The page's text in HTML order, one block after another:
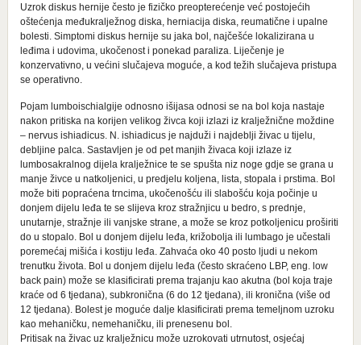
Uzrok diskus hernije često je fizičko preopterećenje već postojećih
oštećenja međukralježnog diska, herniacija diska, reumatične i upalne
bolesti. Simptomi diskus hernije su jaka bol, najčešće lokalizirana u
leđima i udovima, ukočenost i ponekad paraliza. Liječenje je
konzervativno, u većini slučajeva moguće, a kod težih slučajeva pristupa
se operativno.
Pojam lumboischialgije odnosno išijasa odnosi se na bol koja nastaje
nakon pritiska na korijen velikog živca koji izlazi iz kralježnične moždine
– nervus ishiadicus. N. ishiadicus je najduži i najdeblji živac u tijelu,
debljine palca. Sastavljen je od pet manjih živaca koji izlaze iz
lumbosakralnog dijela kralježnice te se spušta niz noge gdje se grana u
manje živce u natkoljenici, u predjelu koljena, lista, stopala i prstima. Bol
može biti popraćena trncima, ukočenošću ili slabošću koja počinje u
donjem dijelu leđa te se slijeva kroz stražnjicu u bedro, s prednje,
unutarnje, stražnje ili vanjske strane, a može se kroz potkoljenicu proširiti
do u stopalo. Bol u donjem dijelu leđa, križobolja ili lumbago je učestali
poremećaj mišića i kostiju leđa. Zahvaća oko 40 posto ljudi u nekom
trenutku života. Bol u donjem dijelu leđa (često skraćeno LBP, eng. low
back pain) može se klasificirati prema trajanju kao akutna (bol koja traje
kraće od 6 tjedana), subkronična (6 do 12 tjedana), ili kronična (više od
12 tjedana). Bolest je moguće dalje klasificirati prema temeljnom uzroku
kao mehaničku, nemehaničku, ili prenesenu bol.
Pritisak na živac uz kralježnicu može uzrokovati utrnutost, osjećaj